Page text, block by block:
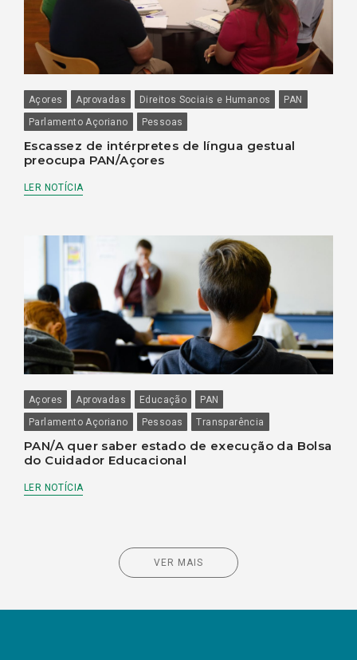
Açores Aprovadas Direitos Sociais e Humanos
PAN
Parlamento Açoriano
Pessoas
Escassez de intérpretes de língua gestual
preocupa PAN/Açores
LER NOTÍCIA
Açores Aprovadas Educação
PAN
Parlamento Açoriano
Pessoas Transparência
PAN/A quer saber estado de execução da Bolsa
do Cuidador Educacional
LER NOTÍCIA
VER MAIS